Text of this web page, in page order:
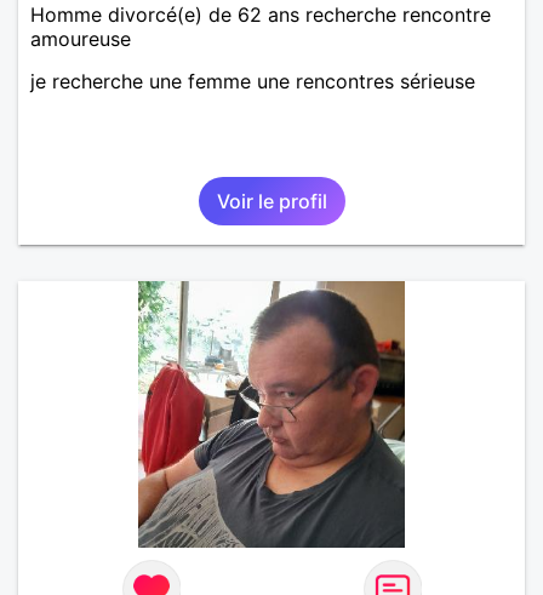
Homme divorcé(e) de 62 ans recherche rencontre
amoureuse
je recherche une femme une rencontres sérieuse
Voir le profil